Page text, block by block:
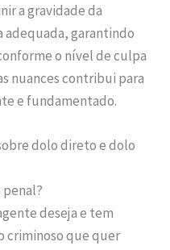
a gravidade da
adequada, garantindo
o nível de culpa
nuances contribui para
e fundamentado.
dolo direto e dolo
deseja e tem
criminoso que quer